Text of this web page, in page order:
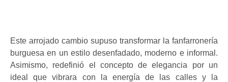
Este arrojado cambio supuso transformar la fanfarronería
burguesa en un estilo desenfadado, moderno e informal.
Asimismo, redefinió el concepto de elegancia por un
ideal que vibrara con la energía de las calles y la